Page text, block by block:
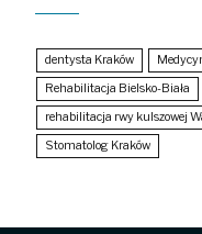
dentysta Kraków
Rehabilitacja Bielsko-Biała
rehabilitacja rwy kulszowej
Stomatolog Kraków